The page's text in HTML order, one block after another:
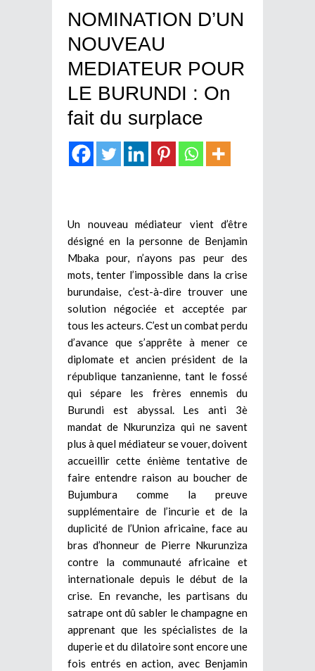
NOMINATION D’UN
NOUVEAU
MEDIATEUR POUR
LE BURUNDI : On
fait du surplace
Un nouveau médiateur vient d’être
désigné en la personne de Benjamin
Mbaka pour, n’ayons pas peur des
mots, tenter l’impossible dans la crise
burundaise, c’est-à-dire trouver une
solution négociée et acceptée par
tous les acteurs. C’est un combat perdu
d’avance que s’apprête à mener ce
diplomate et ancien président de la
république tanzanienne, tant le fossé
qui sépare les frères ennemis du
Burundi est abyssal. Les anti 3è
mandat de Nkurunziza qui ne savent
plus à quel médiateur se vouer, doivent
accueillir cette énième tentative de
faire entendre raison au boucher de
Bujumbura comme la preuve
supplémentaire de l’incurie et de la
duplicité de l’Union africaine, face au
bras d’honneur de Pierre Nkurunziza
contre la communauté africaine et
internationale depuis le début de la
crise. En revanche, les partisans du
satrape ont dû sabler le champagne en
apprenant que les spécialistes de la
duperie et du dilatoire sont encore une
fois entrés en action, avec Benjamin